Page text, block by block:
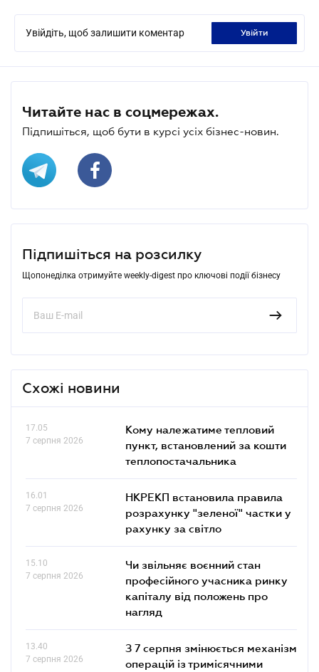
Увійдіть, щоб залишити коментар увійти
Читайте нас в соцмережах.
Підпишіться, щоб бути в курсі усіх бізнес-новин.
Підпишіться на розсилку
Щопонеділка отримуйте weekly-digest про ключові події бізнесу
Схожі новини
17.05
7 серпня 2026
Кому належатиме тепловий
пункт, встановлений за кошти
теплопостачальника
16.01
7 серпня 2026
НКРЕКП встановила правила
розрахунку "зеленої" частки у
рахунку за світло
15.10
7 серпня 2026
Чи звільняє воєнний стан
професійного учасника ринку
капіталу від положень про
нагляд
13.40
7 серпня 2026
З 7 серпня змінюється механізм
операцій із тримісячними